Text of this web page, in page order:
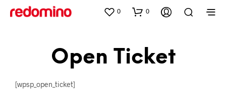
0 0
Open Ticket
[wpsp_open_ticket]